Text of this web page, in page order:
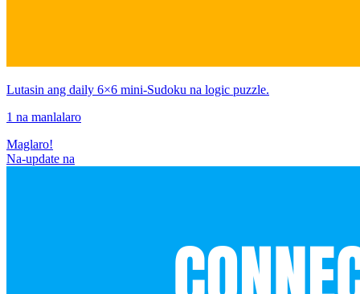
Lutasin ang daily 6×6 mini-Sudoku na logic puzzle.
1 na manlalaro
Maglaro!
Na-update na